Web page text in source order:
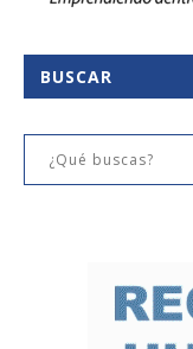
BUSCAR